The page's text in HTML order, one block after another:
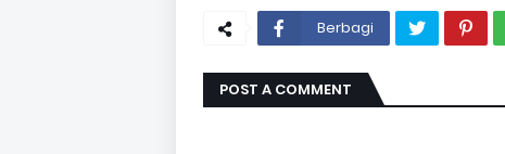
Berbagi
POST A COMMENT